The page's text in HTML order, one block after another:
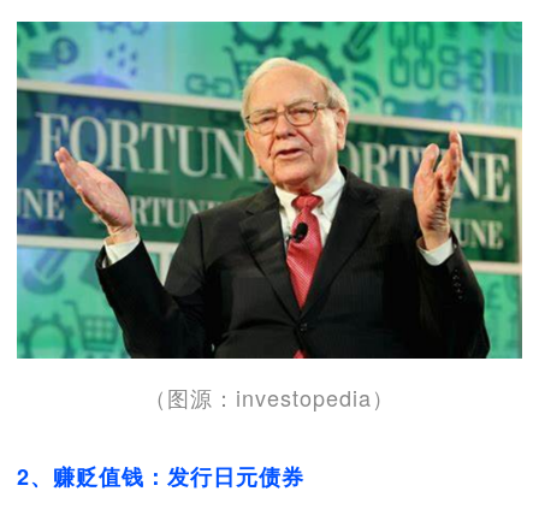
（图源：investopedia）
2、赚贬值钱：发行日元债券